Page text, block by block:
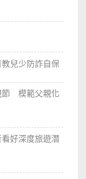
兒少防詐自保
節 模範父親化
好深度旅遊潛